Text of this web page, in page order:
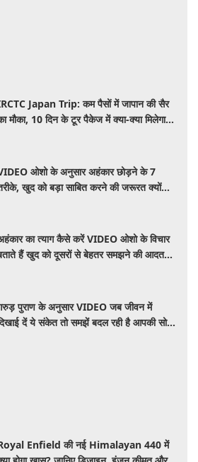
Japan Trip: कम पैसों में जापान की सैर
मौका, 10 दिन के टूर पैकेज में क्या-क्या मिलेगा?
ओशो के अनुसार अहंकार छोड़ने के 7
खुद को बड़ा साबित करने की जरूरत क्यों
का त्याग कैसे करें VIDEO ओशो के विचार
हैं खुद को दूसरों से बेहतर समझने की आदत
पुराण के अनुसार VIDEO जब जीवन में
दें ये संकेत तो समझें बदल रही है आपकी सोच
Enfield की नई Himalayan 440 में